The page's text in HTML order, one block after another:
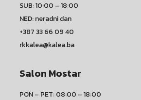
SUB: 10:00 – 18:00
NED: neradni dan
+387 33 66 09 40
rkkalea@kalea.ba
Salon Mostar
PON – PET: 08:00 – 18:00